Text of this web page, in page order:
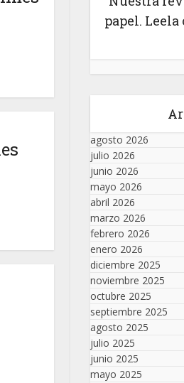
papel.
agosto 2026
julio 2026
junio 2026
mayo 2026
abril 2026
marzo 2026
febrero 2026
enero 2026
diciembre 2025
noviembre 2025
octubre 2025
septiembre 2025
agosto 2025
julio 2025
junio 2025
mayo 2025